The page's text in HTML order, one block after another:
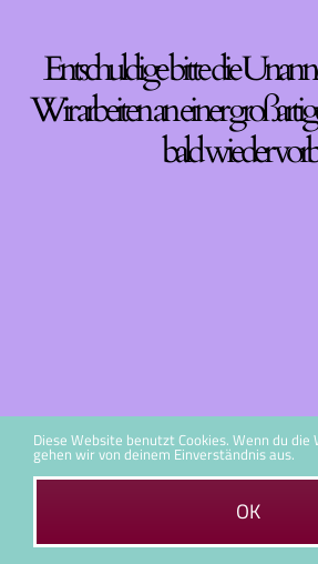
Entschuldige bitte die
Wir arbeiten an einer
bald wieder
Diese Website benutzt Cookies. Wenn du
gehen wir von deinem Einverständnis aus.
OK